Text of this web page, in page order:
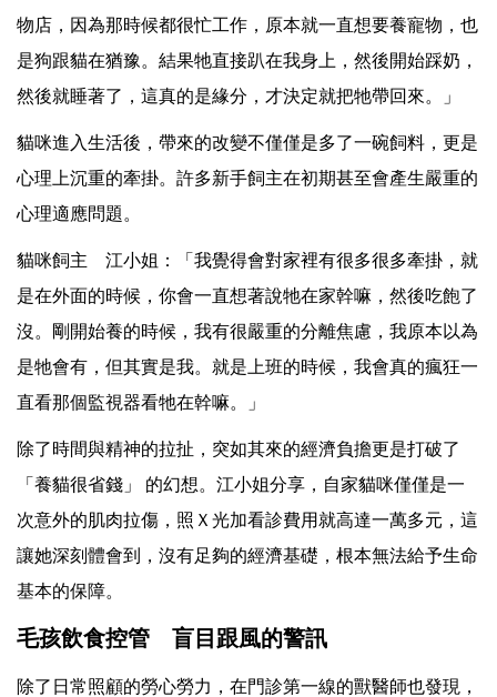
物店，因為那時候都很忙工作，原本就一直想要養寵物，也
是狗跟貓在猶豫。結果牠直接趴在我身上，然後開始踩奶，
然後就睡著了，這真的是緣分，才決定就把牠帶回來。」
貓咪進入生活後，帶來的改變不僅僅是多了一碗飼料，更是
心理上沉重的牽掛。許多新手飼主在初期甚至會產生嚴重的
心理適應問題。
貓咪飼主 江小姐：「我覺得會對家裡有很多很多牽掛，就
是在外面的時候，你會一直想著說牠在家幹嘛，然後吃飽了
沒。剛開始養的時候，我有很嚴重的分離焦慮，我原本以為
是牠會有，但其實是我。就是上班的時候，我會真的瘋狂一
直看那個監視器看牠在幹嘛。」
除了時間與精神的拉扯，突如其來的經濟負擔更是打破了
「養貓很省錢」 的幻想。江小姐分享，自家貓咪僅僅是一
次意外的肌肉拉傷，照Ｘ光加看診費用就高達一萬多元，這
讓她深刻體會到，沒有足夠的經濟基礎，根本無法給予生命
基本的保障。
毛孩飲食控管 盲目跟風的警訊
除了日常照顧的勞心勞力，在門診第一線的獸醫師也發現，